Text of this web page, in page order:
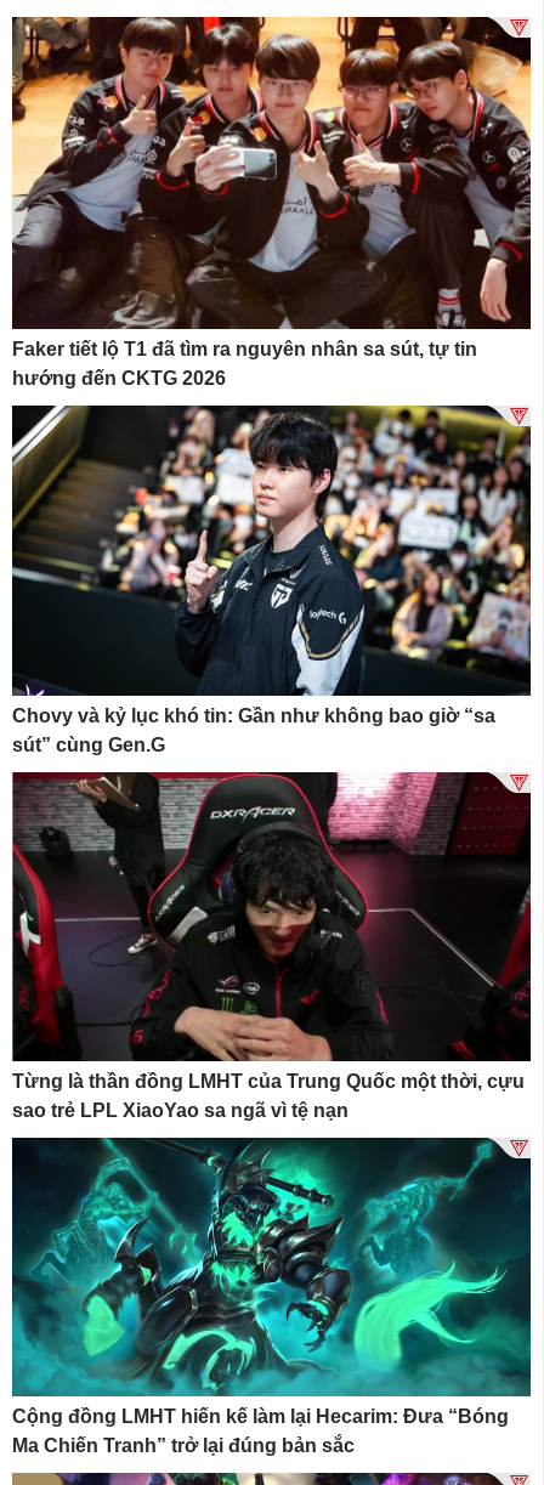
Faker tiết lộ T1 đã tìm ra nguyên nhân sa sút, tự tin
hướng đến CKTG 2026
Chovy và kỷ lục khó tin: Gần như không bao giờ “sa
sút” cùng Gen.G
Từng là thần đồng LMHT của Trung Quốc một thời, cựu
sao trẻ LPL XiaoYao sa ngã vì tệ nạn
Cộng đồng LMHT hiến kế làm lại Hecarim: Đưa “Bóng
Ma Chiến Tranh” trở lại đúng bản sắc